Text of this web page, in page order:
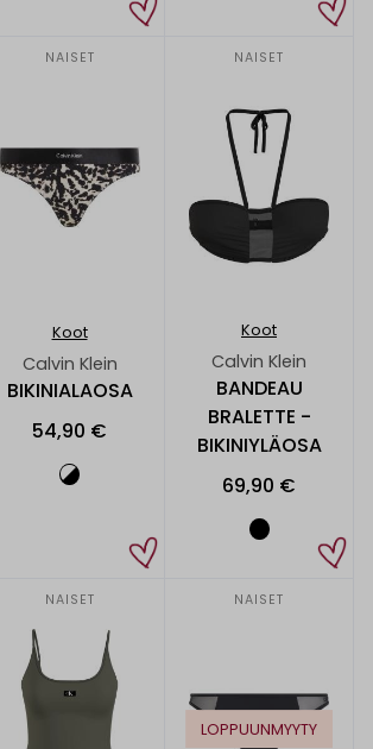
NAISET
Koot
Calvin Klein
BIKINIALAOSA
54,90 €
NAISET
Koot
Calvin Klein
BANDEAU
BRALETTE -
BIKINIYLÄOSA
69,90 €
NAISET NAISET
LOPPUUNMYYTY